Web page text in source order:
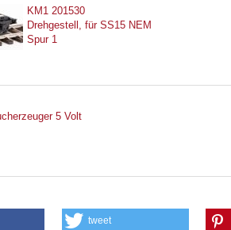
KM1 201530
Drehgestell, für SS15 NEM
Spur 1
5 Volt
tweet